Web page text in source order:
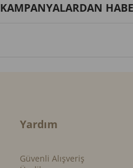
KAMPANYALARDAN
Yardım
Güvenli Alışveriş